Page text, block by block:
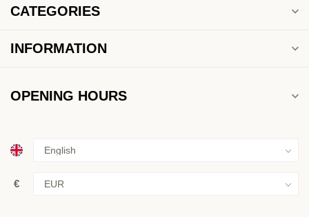
CATEGORIES
INFORMATION
OPENING HOURS
€